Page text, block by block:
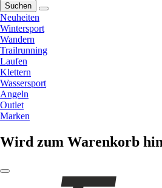
Suchen
Neuheiten
Wintersport
Wandern
Trailrunning
Laufen
Klettern
Wassersport
Angeln
Outlet
Marken
Wird zum Warenkorb